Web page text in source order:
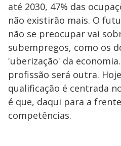
até 2030, 47% das
não existirão mais. O
não se preocupar vai
subempregos, como os
'uberização' da
profissão será outra.
qualificação é centrada
é que, daqui para a
competências.